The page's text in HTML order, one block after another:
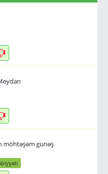
möhtəşəm günəş